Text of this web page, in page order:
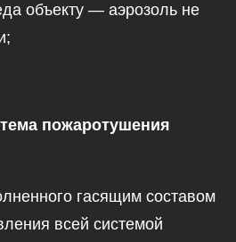
объекту — аэрозоль не
пожаротушения
гасящим составом
всей системой